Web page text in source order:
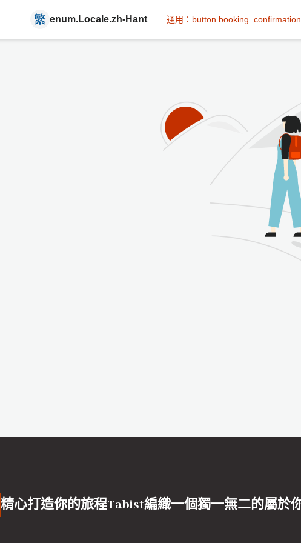
enum.Locale.zh-Hant 通用：button.booking_confirmation
精心打造你的旅程Tabist編織一個獨一無二的屬於